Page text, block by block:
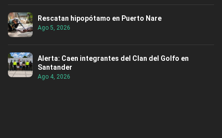
Rescatan hipopótamo en Puerto Nare
Ago 5, 2026
Alerta: Caen integrantes del Clan del Golfo en
Santander
Ago 4, 2026